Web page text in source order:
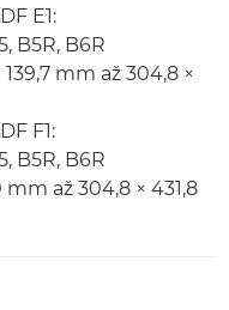
E1:
B5R, B6R
mm až 304,8 ×
F1:
B5R, B6R
až 304,8 × 431,8